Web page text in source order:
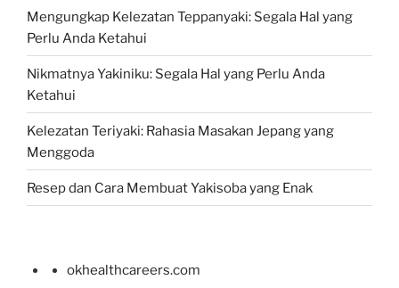
Mengungkap Kelezatan Teppanyaki: Segala Hal yang
Perlu Anda Ketahui
Nikmatnya Yakiniku: Segala Hal yang Perlu Anda
Ketahui
Kelezatan Teriyaki: Rahasia Masakan Jepang yang
Menggoda
Resep dan Cara Membuat Yakisoba yang Enak
okhealthcareers.com